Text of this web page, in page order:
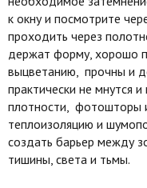
к окну и посмотрите
проходить через
держат форму, хорошо
выцветанию, прочны и
практически не мнутся
плотности, фотошторы
теплоизоляцию и
создать барьер между
тишины, света и тьмы.